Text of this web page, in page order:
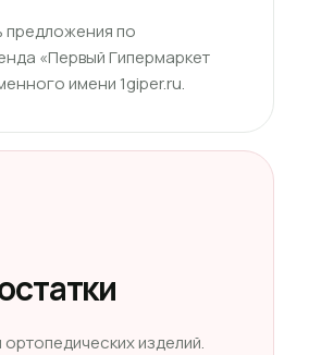
предложения по
«Первый Гипермаркет
имени 1giper.ru.
изделий.